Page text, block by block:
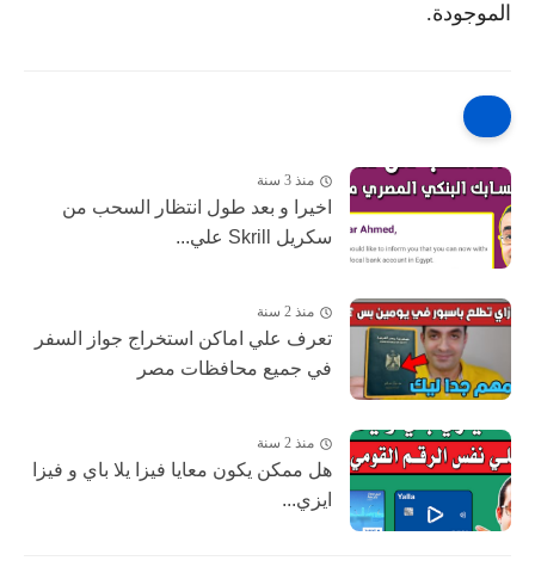
الموجودة.
منذ 3 سنة
اخيرا و بعد طول انتظار السحب من
سكريل Skrill علي...
منذ 2 سنة
تعرف علي اماكن استخراج جواز السفر
في جميع محافظات مصر
منذ 2 سنة
هل ممكن يكون معايا فيزا يلا باي و فيزا
ايزي...